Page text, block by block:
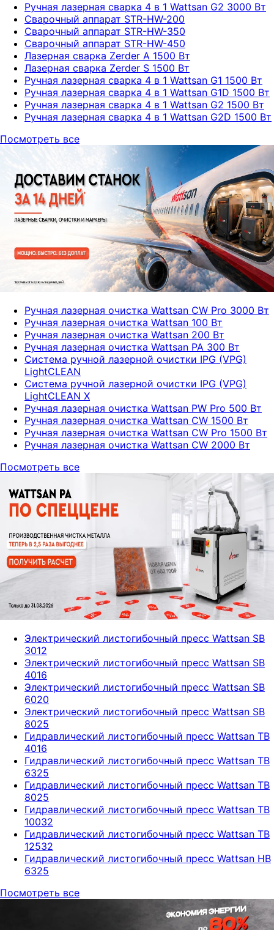
Ручная лазерная сварка 4 в 1 Wattsan G2 3000 Вт
Сварочный аппарат STR-HW-200
Сварочный аппарат STR-HW-350
Сварочный аппарат STR-HW-450
Лазерная сварка Zerder A 1500 Вт
Лазерная сварка Zerder S 1500 Вт
Ручная лазерная сварка 4 в 1 Wattsan G1 1500 Вт
Ручная лазерная сварка 4 в 1 Wattsan G1D 1500 Вт
Ручная лазерная сварка 4 в 1 Wattsan G2 1500 Вт
Ручная лазерная сварка 4 в 1 Wattsan G2D 1500 Вт
Посмотреть все
Ручная лазерная очистка Wattsan CW Pro 3000 Вт
Ручная лазерная очистка Wattsan 100 Вт
Ручная лазерная очистка Wattsan 200 Вт
Ручная лазерная очистка Wattsan PA 300 Вт
Система ручной лазерной очистки IPG (VPG)
LightCLEAN
Система ручной лазерной очистки IPG (VPG)
LightCLEAN X
Ручная лазерная очистка Wattsan PW Pro 500 Вт
Ручная лазерная очистка Wattsan CW 1500 Вт
Ручная лазерная очистка Wattsan CW Pro 1500 Вт
Ручная лазерная очистка Wattsan CW 2000 Вт
Посмотреть все
Электрический листогибочный пресс Wattsan SB
3012
Электрический листогибочный пресс Wattsan SB
4016
Электрический листогибочный пресс Wattsan SB
6020
Электрический листогибочный пресс Wattsan SB
8025
Гидравлический листогибочный пресс Wattsan TB
4016
Гидравлический листогибочный пресс Wattsan TB
6325
Гидравлический листогибочный пресс Wattsan TB
8025
Гидравлический листогибочный пресс Wattsan TB
10032
Гидравлический листогибочный пресс Wattsan TB
12532
Гидравлический листогибочный пресс Wattsan HB
6325
Посмотреть все